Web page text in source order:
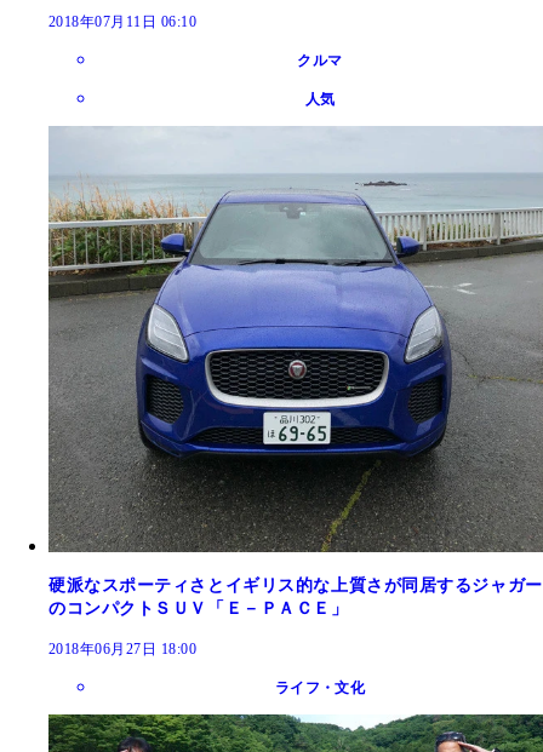
2018年07月11日 06:10
クルマ
人気
硬派なスポーティさとイギリス的な上質さが同居するジャガー
のコンパクトＳＵＶ「Ｅ－ＰＡＣＥ」
2018年06月27日 18:00
ライフ・文化